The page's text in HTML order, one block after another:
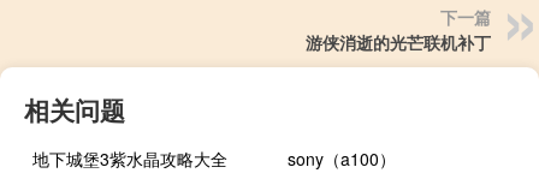
下一篇
游侠消逝的光芒联机补丁
相关问题
地下城堡3紫水晶攻略大全
sony（a100）